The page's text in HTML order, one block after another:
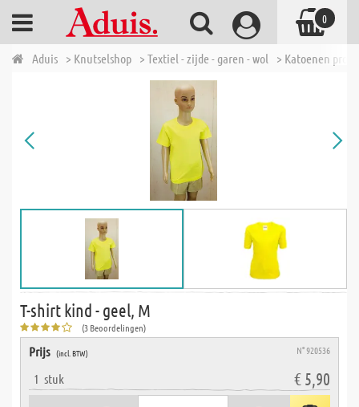
Aduis > Knutselshop > Textiel - zijde - garen - wol > Katoenen
T-shirt kind - geel, M
(3 Beoordelingen)
Prijs (incl. BTW) N° 920536
1 stuk € 5,90
0